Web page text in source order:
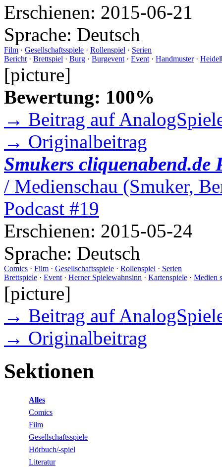
Erschienen: 2015-06-21
Sprache: Deutsch
Film · Gesellschaftsspiele · Rollenspiel · Serien
Bericht · Brettspiel · Burg · Burgevent · Event · Handmuster·
[picture]
Bewertung: 100%
→ Beitrag auf
→ Originalbeitrag
Smukers cliquenabend.de
/ Medienschau (Smuker,
Podcast #19
Erschienen: 2015-05-24
Sprache: Deutsch
Comics · Film · Gesellschaftsspiele · Rollenspiel · Serien
Brettspiele · Event · Herner Spielewahnsinn · Kartenspiele · Medien
[picture]
→ Beitrag auf
→ Originalbeitrag
Sektionen
Alles
Comics
Film
Gesellschaftsspiele
Hörbuch/-spiel
Literatur